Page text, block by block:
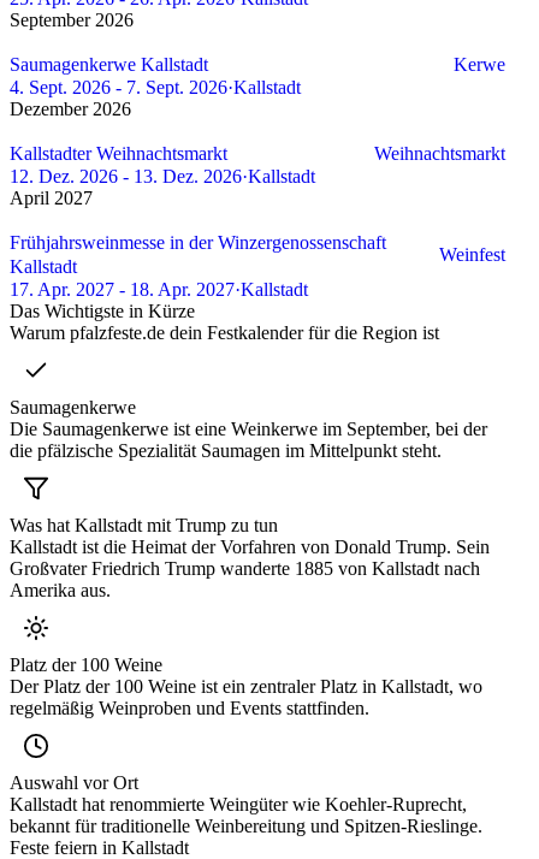
September 2026
Saumagenkerwe Kallstadt
Kerwe
4. Sept. 2026 - 7. Sept. 2026·Kallstadt
Dezember 2026
Kallstadter Weihnachtsmarkt
Weihnachtsmarkt
12. Dez. 2026 - 13. Dez. 2026·Kallstadt
April 2027
Frühjahrsweinmesse in der Winzergenossenschaft
Kallstadt
Weinfest
17. Apr. 2027 - 18. Apr. 2027·Kallstadt
Das Wichtigste in Kürze
Warum pfalzfeste.de dein Festkalender für die Region ist
Saumagenkerwe
Die Saumagenkerwe ist eine Weinkerwe im September, bei der
die pfälzische Spezialität Saumagen im Mittelpunkt steht.
Was hat Kallstadt mit Trump zu tun
Kallstadt ist die Heimat der Vorfahren von Donald Trump. Sein
Großvater Friedrich Trump wanderte 1885 von Kallstadt nach
Amerika aus.
Platz der 100 Weine
Der Platz der 100 Weine ist ein zentraler Platz in Kallstadt, wo
regelmäßig Weinproben und Events stattfinden.
Auswahl vor Ort
Kallstadt hat renommierte Weingüter wie Koehler-Ruprecht,
bekannt für traditionelle Weinbereitung und Spitzen-Rieslinge.
Feste feiern in Kallstadt